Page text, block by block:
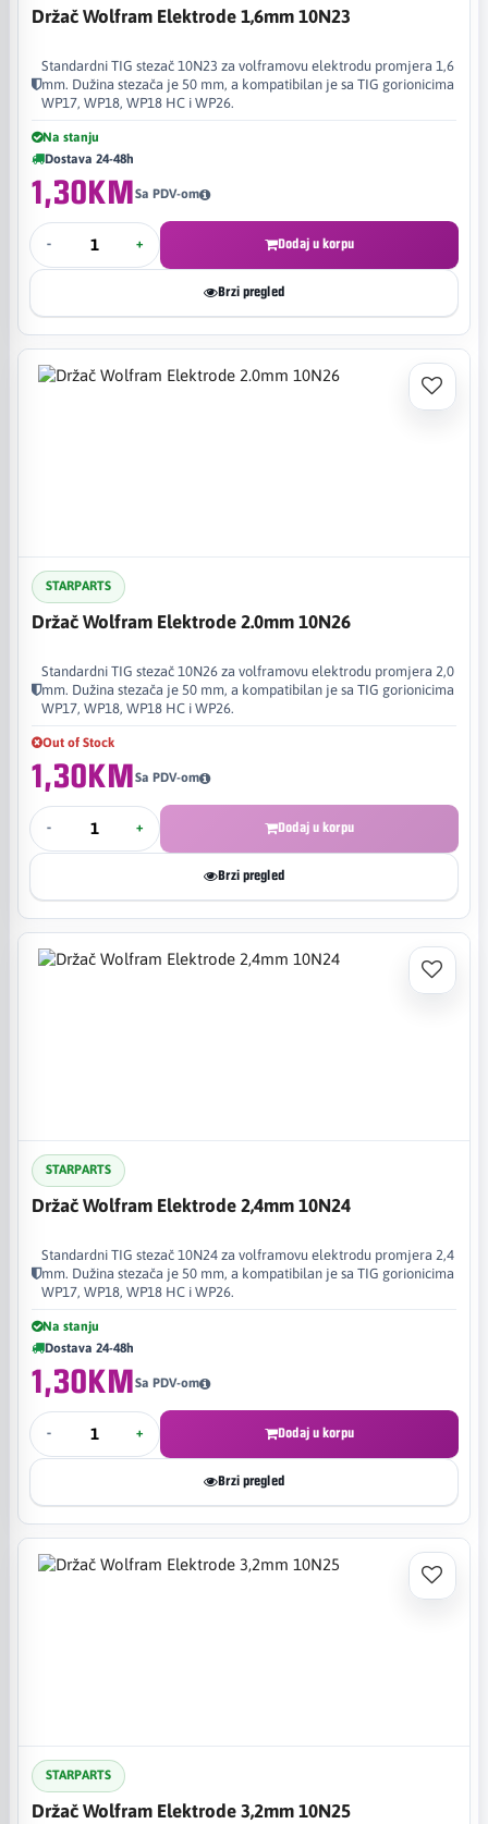
Držač Wolfram Elektrode 1,6mm 10N23
Standardni TIG stezač 10N23 za volframovu elektrodu promjera 1,6
mm. Dužina stezača je 50 mm, a kompatibilan je sa TIG gorionicima
WP17, WP18, WP18 HC i WP26.
Na stanju
Dostava 24-48h
1,30KMSa PDV-om
- + Dodaj u korpu
Brzi pregled
STARPARTS
Držač Wolfram Elektrode 2.0mm 10N26
Standardni TIG stezač 10N26 za volframovu elektrodu promjera 2,0
mm. Dužina stezača je 50 mm, a kompatibilan je sa TIG gorionicima
WP17, WP18, WP18 HC i WP26.
Out of Stock
1,30KMSa PDV-om
- + Dodaj u korpu
Brzi pregled
STARPARTS
Držač Wolfram Elektrode 2,4mm 10N24
Standardni TIG stezač 10N24 za volframovu elektrodu promjera 2,4
mm. Dužina stezača je 50 mm, a kompatibilan je sa TIG gorionicima
WP17, WP18, WP18 HC i WP26.
Na stanju
Dostava 24-48h
1,30KMSa PDV-om
- + Dodaj u korpu
Brzi pregled
STARPARTS
Držač Wolfram Elektrode 3,2mm 10N25